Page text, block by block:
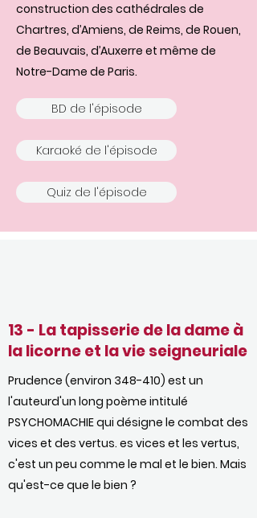
construction des cathédrales de
Chartres, d’Amiens, de Reims, de Rouen,
de Beauvais, d’Auxerre et même de
Notre-Dame de Paris.
BD de l'épisode
Karaoké de l'épisode
Quiz de l'épisode
13 - La tapisserie de la dame à
la licorne et la vie seigneuriale
Prudence (environ 348-410) est un
l'auteurd'un long poème intitulé
PSYCHOMACHIE qui désigne le combat des
vices et des vertus. es vices et les vertus,
c'est un peu comme le mal et le bien. Mais
qu'est-ce que le bien ?